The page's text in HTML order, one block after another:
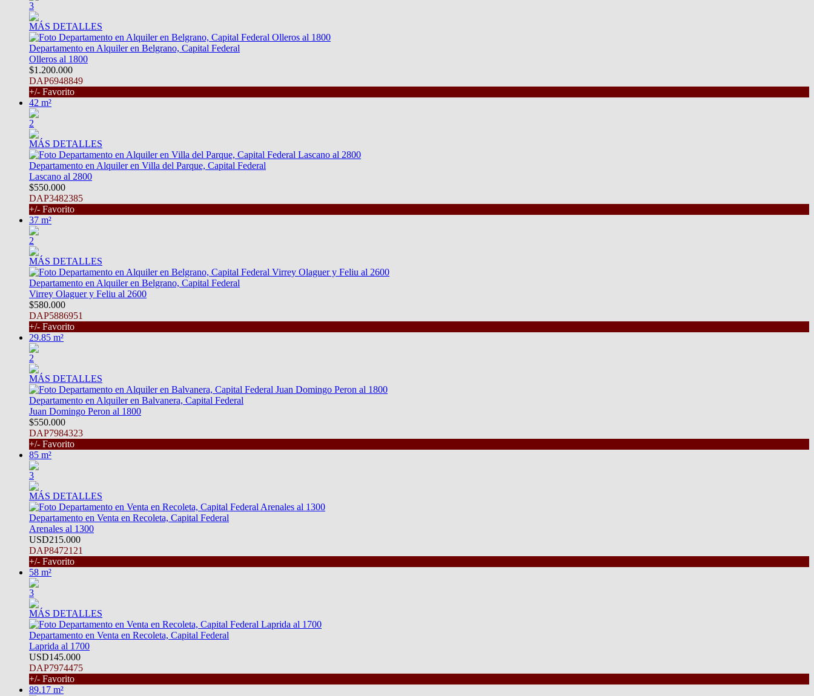
3
MÁS DETALLES
Departamento en Alquiler en Belgrano, Capital Federal
Olleros al 1800
$1.200.000
DAP6948849
+/- Favorito
42 m²
2
MÁS DETALLES
Departamento en Alquiler en Villa del Parque, Capital Federal
Lascano al 2800
$550.000
DAP3482385
+/- Favorito
37 m²
2
MÁS DETALLES
Departamento en Alquiler en Belgrano, Capital Federal
Virrey Olaguer y Feliu al 2600
$580.000
DAP5886951
+/- Favorito
29.85 m²
2
MÁS DETALLES
Departamento en Alquiler en Balvanera, Capital Federal
Juan Domingo Peron al 1800
$550.000
DAP7984323
+/- Favorito
85 m²
3
MÁS DETALLES
Departamento en Venta en Recoleta, Capital Federal
Arenales al 1300
USD215.000
DAP8472121
+/- Favorito
58 m²
3
MÁS DETALLES
Departamento en Venta en Recoleta, Capital Federal
Laprida al 1700
USD145.000
DAP7974475
+/- Favorito
89.17 m²